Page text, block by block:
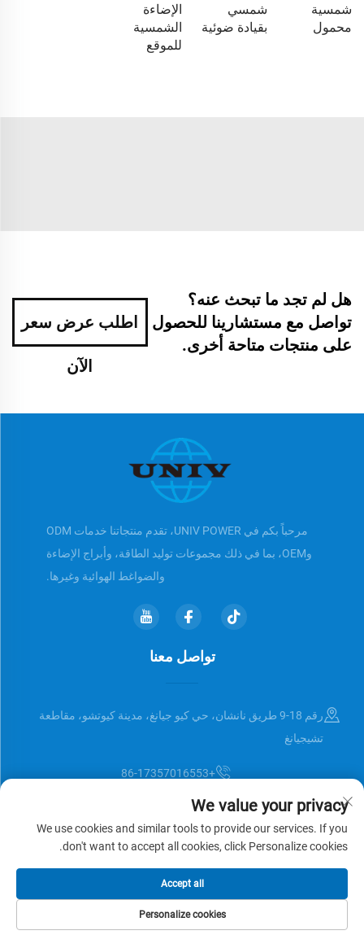
شمسية
محمول
شمسي
بقيادة ضوئية
الإضاءة
الشمسية
للموقع
هل لم تجد ما تبحث عنه؟
تواصل مع مستشارينا للحصول
على منتجات متاحة أخرى.
اطلب عرض سعر
الآن
مرحباً بكم في UNIV POWER، تقدم منتجاتنا خدمات ODM
وOEM، بما في ذلك مجموعات توليد الطاقة، وأبراج الإضاءة
والضواغط الهوائية وغيرها.
تواصل معنا
رقم 18-9 طريق نانشان، حي كيو جيانغ، مدينة كيوتشو، مقاطعة
تشيجيانغ
+86-17357016553
[email protected]
حقوق النشر © Zhejiang Universal Trading Co.,Ltd. جميع الحقوق محفوظة
سياسة الخصوصية
We value your privacy
We use cookies and similar tools to provide our services. If you
don't want to accept all cookies, click Personalize cookies.
Personalize cookies
Accept all